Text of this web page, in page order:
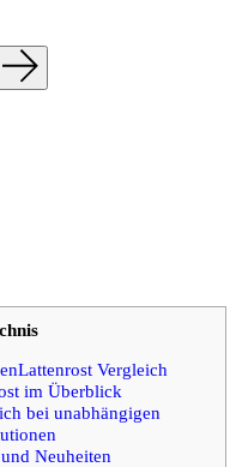
Vergleich
im Überblick
bei unabhängigen
Neuheiten